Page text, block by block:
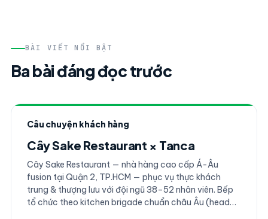
BÀI VIẾT NỔI BẬT
Ba bài đáng đọc trước
Câu chuyện khách hàng
Cây Sake Restaurant × Tanca
Cây Sake Restaurant — nhà hàng cao cấp Á-Âu
fusion tại Quận 2, TP.HCM — phục vụ thực khách
trung & thượng lưu với đội ngũ 38–52 nhân viên. Bếp
tổ chức theo kitchen brigade chuẩn châu Âu (head